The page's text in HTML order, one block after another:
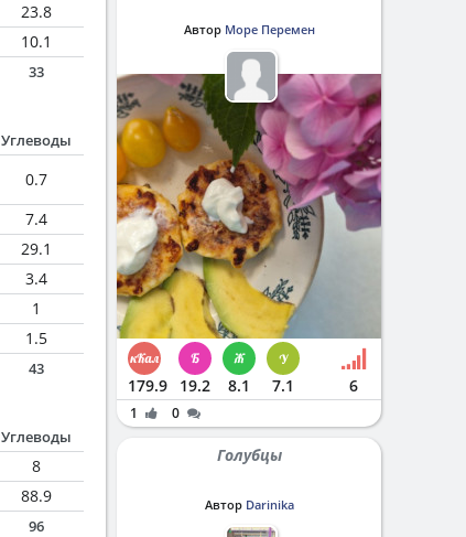
23.8
10.1
33
Углеводы
0.7
7.4
29.1
3.4
1
1.5
43
Углеводы
8
88.9
96
Автор Море Перемен
179.9 19.2 8.1 7.1 6
1 0
Голубцы
Автор Darinika